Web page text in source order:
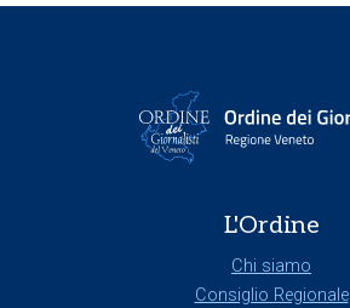
L'Ordine
Chi siamo
Consiglio Regionale